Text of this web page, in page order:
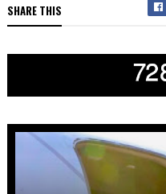
SHARE THIS